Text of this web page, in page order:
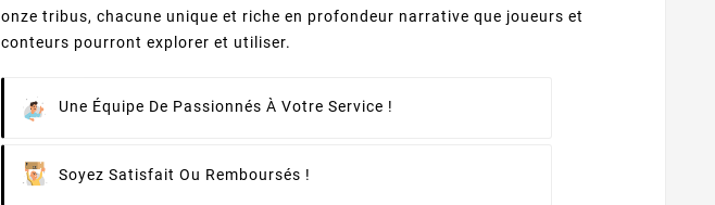
onze tribus, chacune unique et riche en profondeur narrative que joueurs et
conteurs pourront explorer et utiliser.
Une Équipe De Passionnés À Votre Service !
Soyez Satisfait Ou Remboursés !